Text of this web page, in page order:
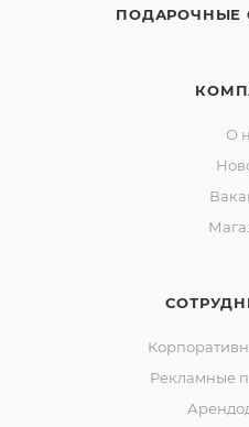
ПОДАРОЧНЫЕ
О
Рекламные